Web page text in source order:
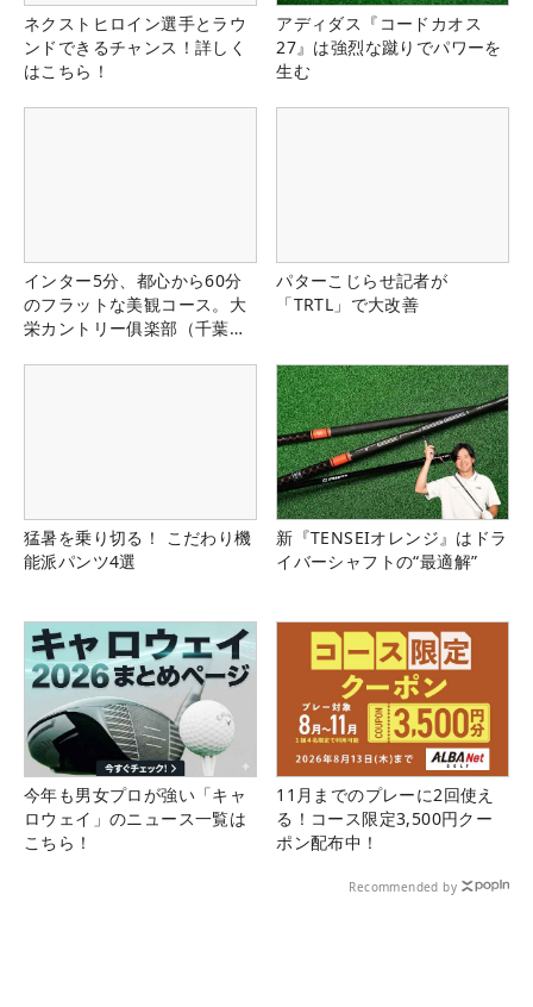
ネクストヒロイン選手とラウ
ンドできるチャンス！詳しく
はこちら！
アディダス『コードカオス
27』は強烈な蹴りでパワーを
生む
インター5分、都心から60分
のフラットな美観コース。大
栄カントリー俱楽部（千葉
パターこじらせ記者が
「TRTL」で大改善
猛暑を乗り切る！ こだわり機
能派パンツ4選
新『TENSEIオレンジ』はドラ
イバーシャフトの“最適解”
今年も男女プロが強い「キャ
ロウェイ」のニュース一覧は
こちら！
11月までのプレーに2回使え
る！コース限定3,500円クー
ポン配布中！
Recommended by